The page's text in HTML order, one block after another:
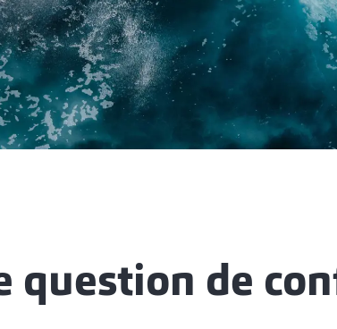
question de